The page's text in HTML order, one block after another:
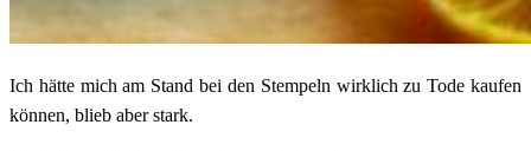
Ich hätte mich am Stand bei den Stempeln wirklich zu Tode kaufen
können, blieb aber stark.